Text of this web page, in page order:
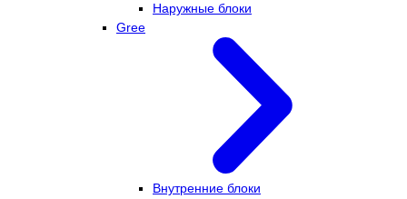
Наружные блоки
Gree
Внутренние блоки